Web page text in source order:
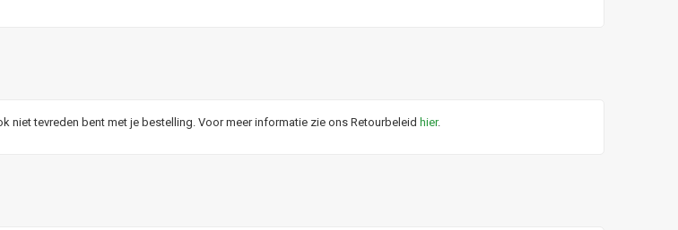
niet tevreden bent met je bestelling. Voor meer informatie zie ons Retourbeleid hier.